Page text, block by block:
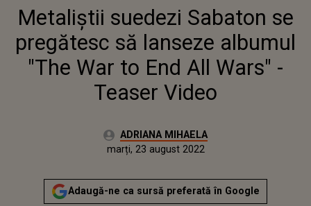
PREGĂTESC SĂ LANSEZE ALBUMUL "THE
WAR TO END ALL WARS" - TEASER VIDEO
Metaliştii suedezi Sabaton se
pregătesc să lanseze albumul
"The War to End All Wars" -
Teaser Video
Autor:ADRIANA MIHAELA
Actualizat:
marți, 23 august 2022
Adaugă-ne ca sursă preferată în Google